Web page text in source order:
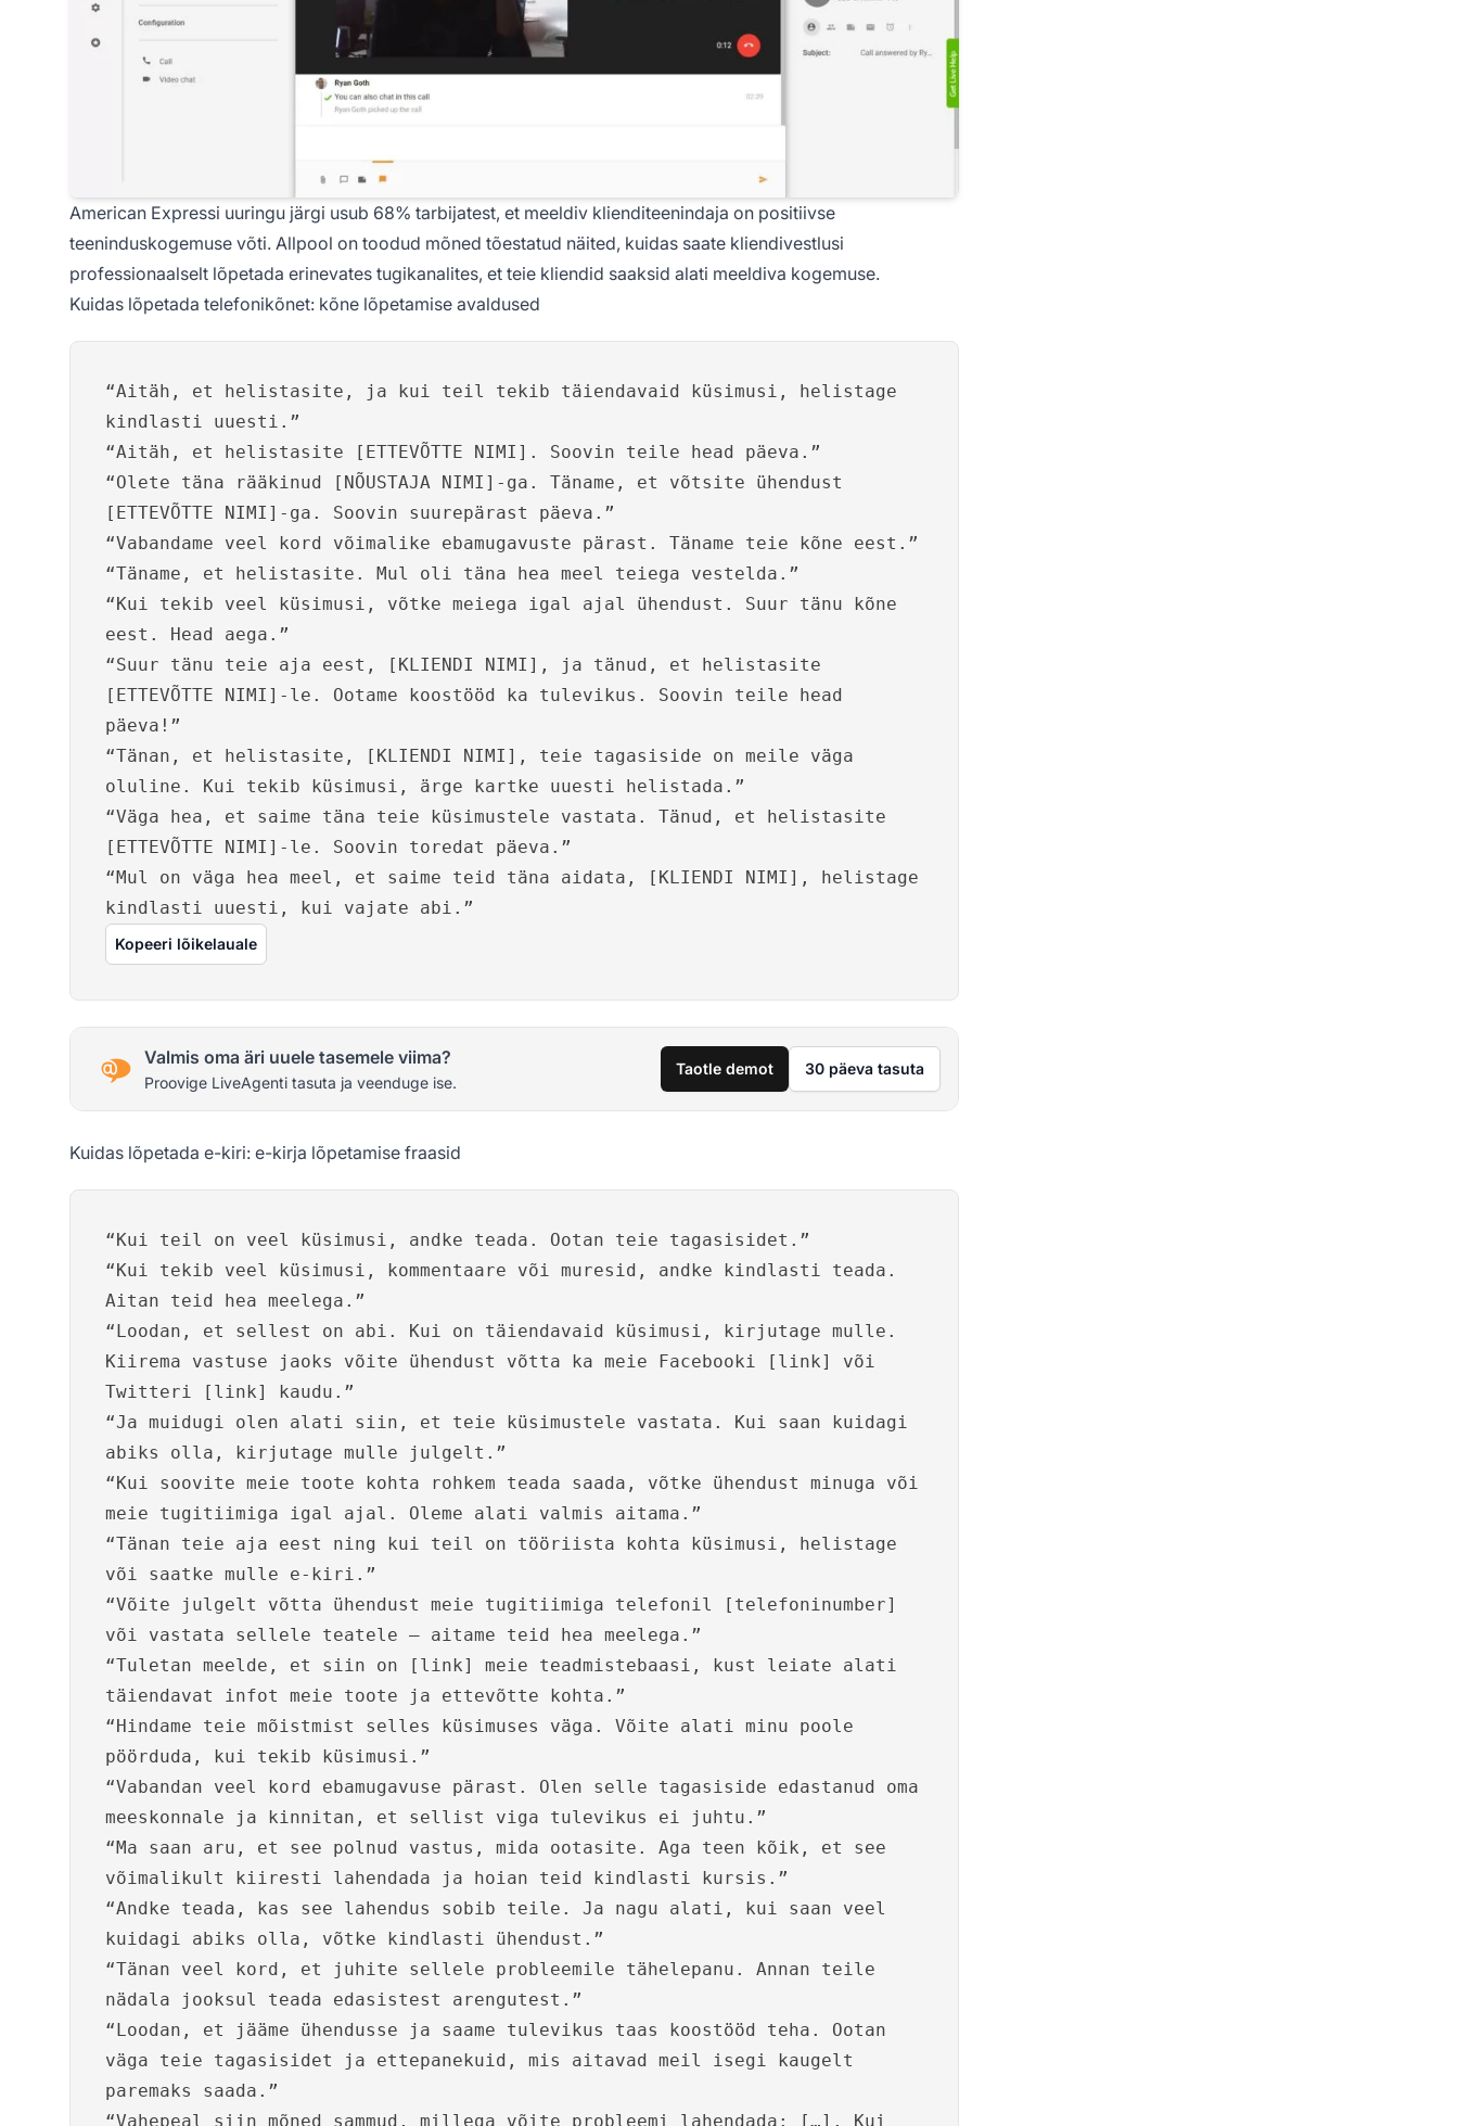
American Expressi uuringu järgi usub 68% tarbijatest, et meeldiv klienditeenindaja on positiivse
teeninduskogemuse võti. Allpool on toodud mõned tõestatud näited, kuidas saate kliendivestlusi
professionaalselt lõpetada erinevates tugikanalites, et teie kliendid saaksid alati meeldiva kogemuse.
Kuidas lõpetada telefonikõnet: kõne lõpetamise avaldused
“Aitäh, et helistasite, ja kui teil tekib täiendavaid küsimusi, helistage
kindlasti uuesti.”
“Aitäh, et helistasite [ETTEVÕTTE NIMI]. Soovin teile head päeva.”
“Olete täna rääkinud [NÕUSTAJA NIMI]-ga. Täname, et võtsite ühendust
[ETTEVÕTTE NIMI]-ga. Soovin suurepärast päeva.”
“Vabandame veel kord võimalike ebamugavuste pärast. Täname teie kõne eest.”
“Täname, et helistasite. Mul oli täna hea meel teiega vestelda.”
“Kui tekib veel küsimusi, võtke meiega igal ajal ühendust. Suur tänu kõne
eest. Head aega.”
“Suur tänu teie aja eest, [KLIENDI NIMI], ja tänud, et helistasite
[ETTEVÕTTE NIMI]-le. Ootame koostööd ka tulevikus. Soovin teile head
päeva!”
“Tänan, et helistasite, [KLIENDI NIMI], teie tagasiside on meile väga
oluline. Kui tekib küsimusi, ärge kartke uuesti helistada.”
“Väga hea, et saime täna teie küsimustele vastata. Tänud, et helistasite
[ETTEVÕTTE NIMI]-le. Soovin toredat päeva.”
“Mul on väga hea meel, et saime teid täna aidata, [KLIENDI NIMI], helistage
kindlasti uuesti, kui vajate abi.”
Kopeeri lõikelauale
Valmis oma äri uuele tasemele viima?
Proovige LiveAgenti tasuta ja veenduge ise.
Taotle demot 30 päeva tasuta
Kuidas lõpetada e-kiri: e-kirja lõpetamise fraasid
“Kui teil on veel küsimusi, andke teada. Ootan teie tagasisidet.”
“Kui tekib veel küsimusi, kommentaare või muresid, andke kindlasti teada.
Aitan teid hea meelega.”
“Loodan, et sellest on abi. Kui on täiendavaid küsimusi, kirjutage mulle.
Kiirema vastuse jaoks võite ühendust võtta ka meie Facebooki [link] või
Twitteri [link] kaudu.”
“Ja muidugi olen alati siin, et teie küsimustele vastata. Kui saan kuidagi
abiks olla, kirjutage mulle julgelt.”
“Kui soovite meie toote kohta rohkem teada saada, võtke ühendust minuga või
meie tugitiimiga igal ajal. Oleme alati valmis aitama.”
“Tänan teie aja eest ning kui teil on tööriista kohta küsimusi, helistage
või saatke mulle e-kiri.”
“Võite julgelt võtta ühendust meie tugitiimiga telefonil [telefoninumber]
või vastata sellele teatele – aitame teid hea meelega.”
“Tuletan meelde, et siin on [link] meie teadmistebaasi, kust leiate alati
täiendavat infot meie toote ja ettevõtte kohta.”
“Hindame teie mõistmist selles küsimuses väga. Võite alati minu poole
pöörduda, kui tekib küsimusi.”
“Vabandan veel kord ebamugavuse pärast. Olen selle tagasiside edastanud oma
meeskonnale ja kinnitan, et sellist viga tulevikus ei juhtu.”
“Ma saan aru, et see polnud vastus, mida ootasite. Aga teen kõik, et see
võimalikult kiiresti lahendada ja hoian teid kindlasti kursis.”
“Andke teada, kas see lahendus sobib teile. Ja nagu alati, kui saan veel
kuidagi abiks olla, võtke kindlasti ühendust.”
“Tänan veel kord, et juhite sellele probleemile tähelepanu. Annan teile
nädala jooksul teada edasistest arengutest.”
“Loodan, et jääme ühendusse ja saame tulevikus taas koostööd teha. Ootan
väga teie tagasisidet ja ettepanekuid, mis aitavad meil isegi kaugelt
paremaks saada.”
“Vahepeal siin mõned sammud, millega võite probleemi lahendada: […]. Kui